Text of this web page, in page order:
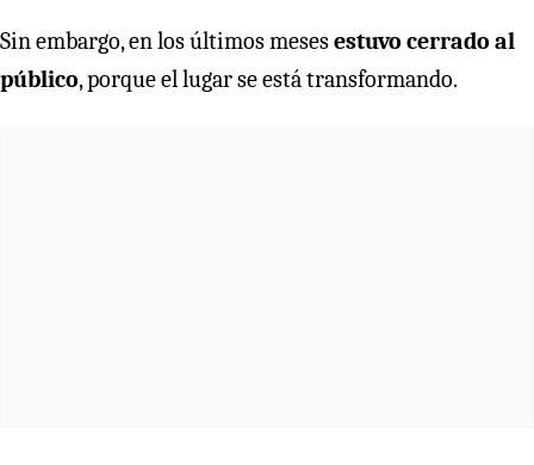
Sin embargo, en los últimos mesesestuvo cerrado al
público, porque el lugar se está transformando.